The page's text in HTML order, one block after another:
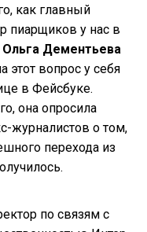
как главный
пиарщиков у нас в
Ольга Дементьева
этот вопрос у себя
в Фейсбуке.
она опросила
журналистов о том,
перехода из
по связям с